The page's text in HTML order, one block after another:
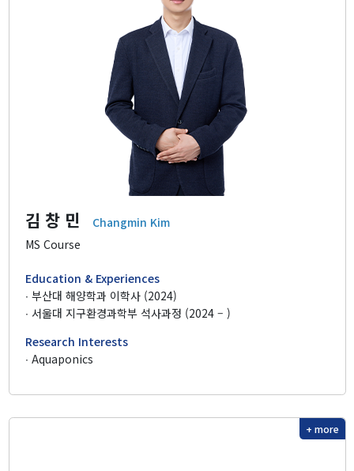
김 창 민
Changmin Kim
MS Course
Education & Experiences
∙ 부산대 해양학과 이학사 (2024)
∙ 서울대 지구환경과학부 석사과정 (2024 – )
Research Interests
∙ Aquaponics
+ more